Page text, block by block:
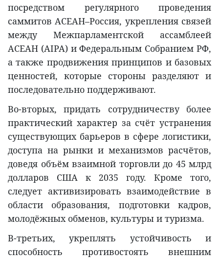
посредством регулярного проведения
саммитов АСЕАН–Россия, укрепления связей
между Межпарламентской ассамблеей
АСЕАН (AIPA) и Федеральным Собранием РФ,
а также продвижения принципов и базовых
ценностей, которые стороны разделяют и
последовательно поддерживают.
Во-вторых, придать сотрудничеству более
практический характер за счёт устранения
существующих барьеров в сфере логистики,
доступа на рынки и механизмов расчётов,
доведя объём взаимной торговли до 45 млрд
долларов США к 2035 году. Кроме того,
следует активизировать взаимодействие в
области образования, подготовки кадров,
молодёжных обменов, культуры и туризма.
В-третьих, укреплять устойчивость и
способность противостоять внешним